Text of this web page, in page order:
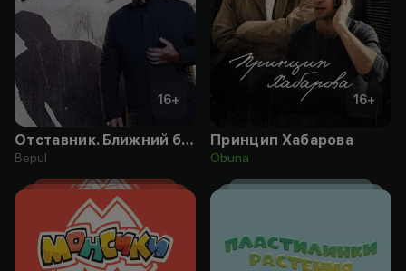
16+
Отставник. Ближний бой
Bepul
16+
Принцип Хабарова
Obuna